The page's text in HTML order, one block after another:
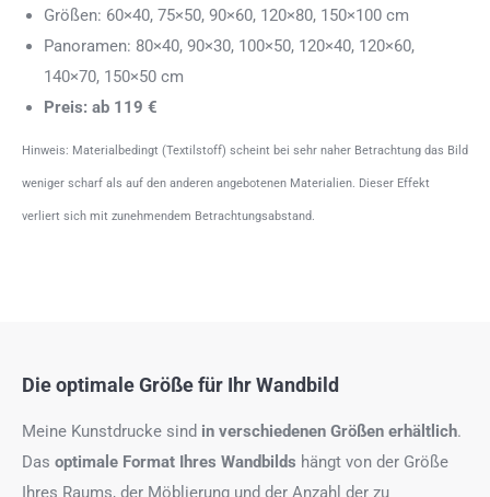
Größen: 60×40, 75×50, 90×60, 120×80, 150×100 cm
Panoramen: 80×40, 90×30, 100×50, 120×40, 120×60,
140×70, 150×50 cm
Preis: ab 119 €
Hinweis: Materialbedingt (Textilstoff) scheint bei sehr naher Betrachtung das Bild
weniger scharf als auf den anderen angebotenen Materialien. Dieser Effekt
verliert sich mit zunehmendem Betrachtungsabstand.
Die optimale Größe für Ihr Wandbild
Meine Kunstdrucke sind in verschiedenen Größen erhältlich.
Das optimale Format Ihres Wandbilds hängt von der Größe
Ihres Raums, der Möblierung und der Anzahl der zu